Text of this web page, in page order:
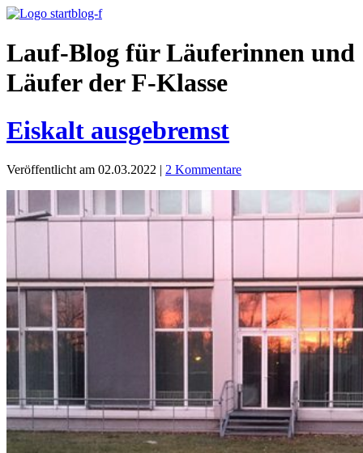
Lauf-Blog für Läuferinnen und
Läufer der F-Klasse
Eiskalt ausgebremst
Veröffentlicht am 02.03.2022 | 2 Kommentare